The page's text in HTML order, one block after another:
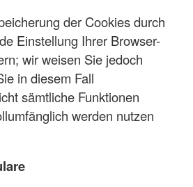
der Cookies durch
Einstellung Ihrer Browser-
wir weisen Sie jedoch
in diesem Fall
sämtliche Funktionen
werden nutzen